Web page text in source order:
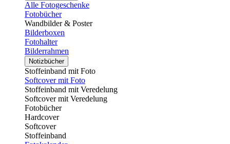
Alle Fotogeschenke
Fotobücher
Wandbilder & Poster
Bilderboxen
Fotohalter
Bilderrahmen
Notizbücher
Stoffeinband mit Foto
Softcover mit Foto
Stoffeinband mit Veredelung
Softcover mit Veredelung
Fotobücher
Hardcover
Softcover
Stoffeinband